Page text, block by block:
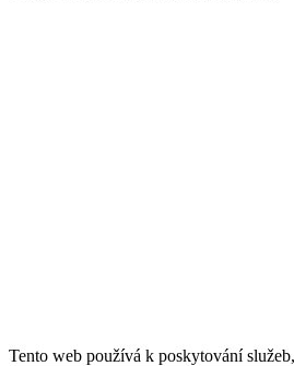
Tento web používá k poskytování